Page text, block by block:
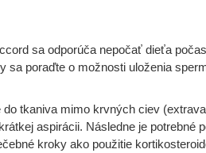
sa odporúča nepočať dieťa
sa poraďte o možnosti uloženia
do tkaniva mimo krvných ciev
aspirácii. Následne je
kroky ako použitie